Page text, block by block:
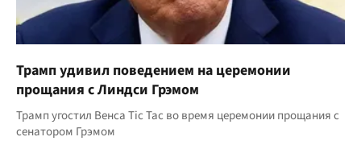
Трамп удивил поведением на церемонии
прощания с Линдси Грэмом
Трамп угостил Венса Tic Tac во время церемонии прощания с
сенатором Грэмом